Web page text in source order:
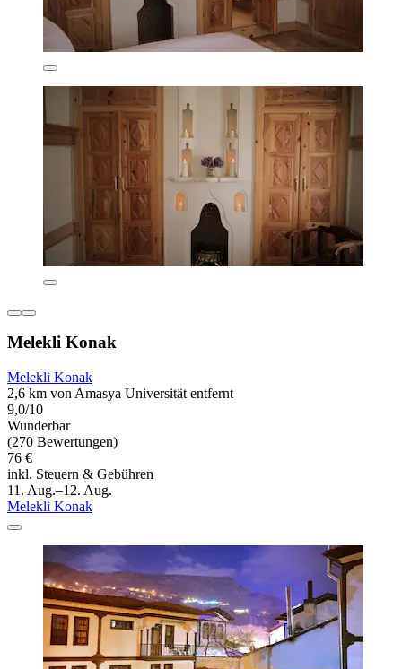
Melekli Konak
Melekli Konak
2,6 km von Amasya Universität entfernt
9,0/10
Wunderbar
(270 Bewertungen)
76 €
inkl. Steuern & Gebühren
11. Aug.–12. Aug.
Melekli Konak